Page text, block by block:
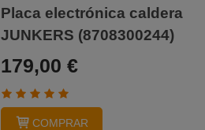
Placa electrónica caldera
JUNKERS (8708300244)
179,00 €
COMPRAR